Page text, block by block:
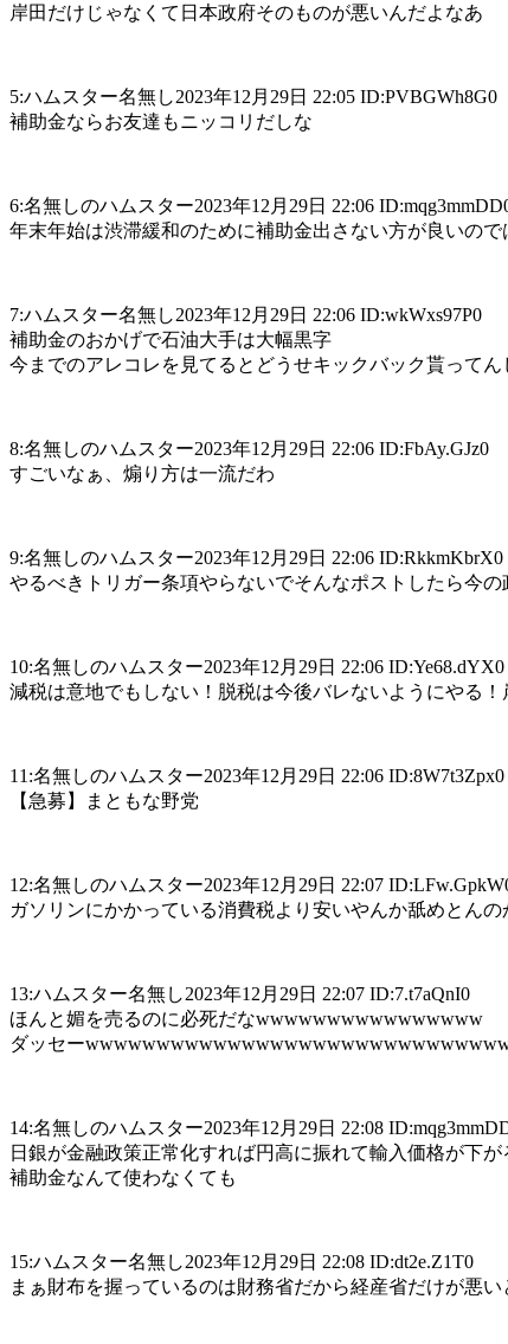
岸田だけじゃなくて日本政府そのものが悪いんだよなあ
5:ハムスター名無し2023年12月29日 22:05 ID:PVBGWh8G0
補助金ならお友達もニッコリだしな
6:名無しのハムスター2023年12月29日 22:06
年末年始は渋滞緩和のために補助金出さない方が良いので
7:ハムスター名無し2023年12月29日 22:06 ID:wkWxs97P0
補助金のおかげで石油大手は大幅黒字
今までのアレコレを見てるとどうせキックバック貰って
8:名無しのハムスター2023年12月29日 22:06 ID:FbAy.GJz0
すごいなぁ、煽り方は一流だわ
9:名無しのハムスター2023年12月29日 22:06 ID:RkkmKbrX0
やるべきトリガー条項やらないでそんなポストしたら今
10:名無しのハムスター2023年12月29日 22:06 ID:Ye68.dYX0
減税は意地でもしない！脱税は今後バレないようにやる！
11:名無しのハムスター2023年12月29日 22:06 ID:8W7t3Zpx0
【急募】まともな野党
12:名無しのハムスター2023年12月29日 22:07
ガソリンにかかっている消費税より安いやんか舐めとんの
13:ハムスター名無し2023年12月29日 22:07 ID:7.t7aQnI0
ほんと媚を売るのに必死だなwwwwwwwwwwwwwwww
ダッセー
14:名無しのハムスター2023年12月29日 22:08
日銀が金融政策正常化すれば円高に振れて輸入価格が下
補助金なんて使わなくても
15:ハムスター名無し2023年12月29日 22:08 ID:dt2e.Z1T0
まぁ財布を握っているのは財務省だから経産省だけが悪